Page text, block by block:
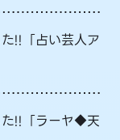
!!「占い芸人ア
た!!「ラーヤ◆天